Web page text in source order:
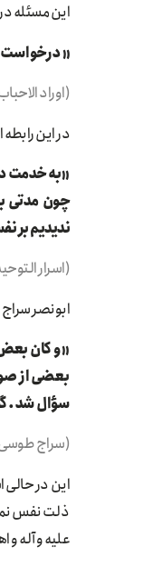
این مسئله در برخی
«درخواست
(اوراد
در این
«به خدمت
چون مدتی
ندیدیم بر
(اسرار
ابونصر
«و کان
بعضی از
سؤال شد.
(سراج طوسی
این در حالی
ذلت نفس
علیه و آله و